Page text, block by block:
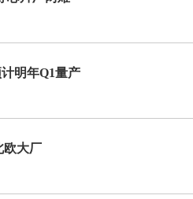
明年Q1量产
欧大厂